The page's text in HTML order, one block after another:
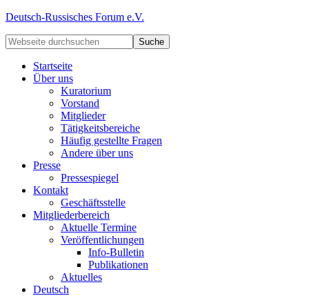
Deutsch-Russisches Forum e.V.
Startseite
Über uns
Kuratorium
Vorstand
Mitglieder
Tätigkeitsbereiche
Häufig gestellte Fragen
Andere über uns
Presse
Pressespiegel
Kontakt
Geschäftsstelle
Mitgliederbereich
Aktuelle Termine
Veröffentlichungen
Info-Bulletin
Publikationen
Aktuelles
Deutsch